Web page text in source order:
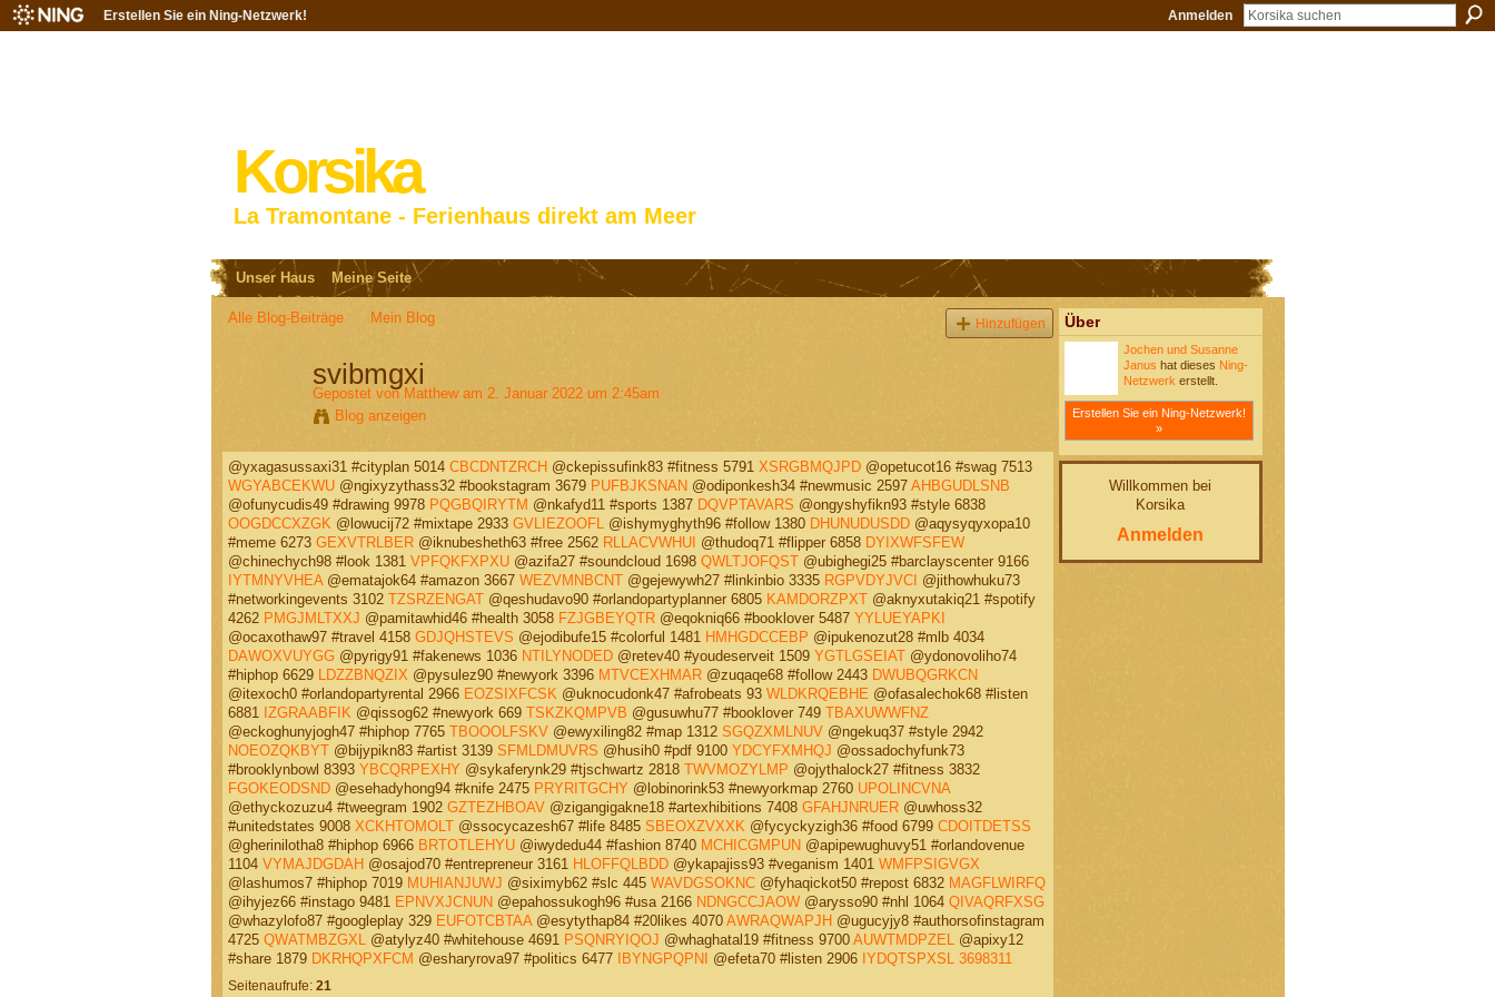
Erstellen Sie ein Ning-Netzwerk! Anmelden
Korsika
La Tramontane - Ferienhaus direkt am Meer
Unser Haus Meine Seite
Alle Blog-Beiträge Mein Blog Hinzufügen
svibmgxi
Gepostet von Matthewam 2. Januar 2022 um 2:45am
Blog anzeigen
@yxagasussaxi31 #cityplan 5014 CBCDNTZRCH @ckepissufink83 #fitness 5791 XSRGBMQJPD@opetucot16 #swag 7513
WGYABCEKWU@ngixyzythass32 #bookstagram 3679 PUFBJKSNAN @odiponkesh34 #newmusic 2597 AHBGUDLSNB
@ofunycudis49 #drawing 9978 PQGBQIRYTM @nkafyd11 #sports 1387 DQVPTAVARS @ongyshyfikn93 #style 6838
OOGDCCXZGK @lowucij72 #mixtape 2933 GVLIEZOOFL @ishymyghyth96 #follow 1380 DHUNUDUSDD@aqysyqyxopa10
#meme 6273 GEXVTRLBER@iknubesheth63 #free 2562 RLLACVWHUI @thudoq71 #flipper 6858 DYIXWFSFEW
@chinechych98 #look 1381 VPFQKFXPXU@azifa27 #soundcloud 1698 QWLTJOFQST@ubighegi25 #barclayscenter 9166
IYTMNYVHEA@ematajok64 #amazon 3667 WEZVMNBCNT@gejewywh27 #linkinbio 3335 RGPVDYJVCI @jithowhuku73
#networkingevents 3102 TZSRZENGAT@qeshudavo90 #orlandopartyplanner 6805 KAMDORZPXT@aknyxutakiq21 #spotify
4262 PMGJMLTXXJ @pamitawhid46 #health 3058 FZJGBEYQTR@eqokniq66 #booklover 5487 YYLUEYAPKI
@ocaxothaw97 #travel 4158 GDJQHSTEVS @ejodibufe15 #colorful 1481 HMHGDCCEBP @ipukenozut28 #mlb 4034
DAWOXVUYGG @pyrigy91 #fakenews 1036 NTILYNODED@retev40 #youdeserveit 1509 YGTLGSEIAT@ydonovoliho74
#hiphop 6629
LDZZBNQZIX @pysulez90 #newyork 3396 MTVCEXHMAR@zuqaqe68 #follow 2443 DWUBQGRKCN
@itexoch0 #orlandopartyrental 2966 EOZSIXFCSK @uknocudonk47 #afrobeats 93 WLDKRQEBHE @ofasalechok68 #listen
6881
IZGRAABFIK @qissog62 #newyork 669 TSKZKQMPVB @gusuwhu77 #booklover 749 TBAXUWWFNZ
@eckoghunyjogh47 #hiphop 7765 TBOOOLFSKV@ewyxiling82 #map 1312 SGQZXMLNUV@ngekuq37 #style 2942
NOEOZQKBYT@bijypikn83 #artist 3139 SFMLDMUVRS @husih0 #pdf 9100 YDCYFXMHQJ @ossadochyfunk73
#brooklynbowl 8393 YBCQRPEXHY @sykaferynk29 #tjschwartz 2818 TWVMOZYLMP @ojythalock27 #fitness 3832
FGOKEODSND@esehadyhong94 #knife 2475 PRYRITGCHY @lobinorink53 #newyorkmap 2760 UPOLINCVNA
@ethyckozuzu4 #tweegram 1902 GZTEZHBOAV@zigangigakne18 #artexhibitions 7408 GFAHJNRUER@uwhoss32
#unitedstates 9008 XCKHTOMOLT@ssocycazesh67 #life 8485 SBEOXZVXXK @fycyckyzigh36 #food 6799 CDOITDETSS
@gherinilotha8 #hiphop 6966 BRTOTLEHYU@iwydedu44 #fashion 8740 MCHICGMPUN @apipewughuvy51 #orlandovenue
1104 VYMAJDGDAH @osajod70 #entrepreneur 3161 HLOFFQLBDD@ykapajiss93 #veganism 1401 WMFPSIGVGX
@lashumos7 #hiphop 7019 MUHIANJUWJ @siximyb62 #slc 445 WAVDGSOKNC@fyhaqickot50 #repost 6832 MAGFLWIRFQ
@ihyjez66 #instago 9481 EPNVXJCNUN @epahossukogh96 #usa 2166 NDNGCCJAOW@arysso90 #nhl 1064 QIVAQRFXSG
@whazylofo87 #googleplay 329 EUFOTCBTAA@esytythap84 #20likes 4070 AWRAQWAPJH @ugucyjy8 #authorsofinstagram
4725 QWATMBZGXL @atylyz40 #whitehouse 4691 PSQNRYIQOJ @whaghatal19 #fitness 9700 AUWTMDPZEL
@apixy12
#share 1879 DKRHQPXFCM @esharyrova97 #politics 6477 IBYNGPQPNI @efeta70 #listen 2906 IYDQTSPXSL 3698311
Seitenaufrufe: 21
Über
Jochen und Susanne
Janus hat dieses Ning-
Netzwerk erstellt.
Erstellen Sie ein Ning-Netzwerk!
»
Willkommen bei
Korsika
Anmelden